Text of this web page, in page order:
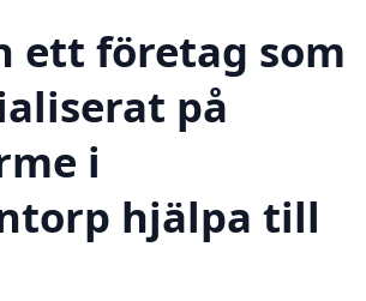
ett företag som
på
i
hjälpa till